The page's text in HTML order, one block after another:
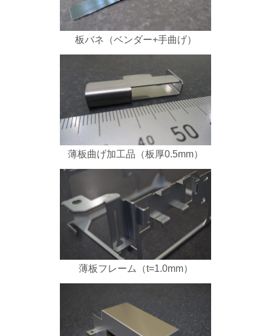
板バネ（ベンダー+手曲げ）
薄板曲げ加工品（板厚0.5mm）
薄板フレーム（t=1.0mm）